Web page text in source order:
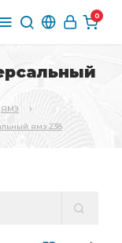
0
ЯМЗ
ямз 238